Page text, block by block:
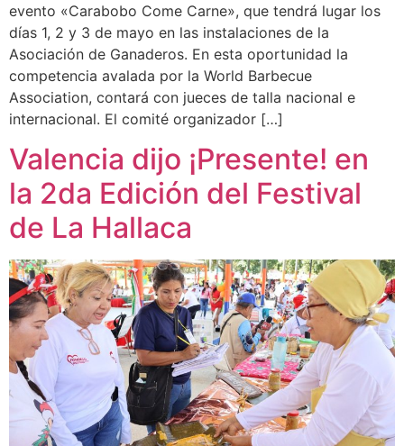
evento «Carabobo Come Carne», que tendrá lugar los
días 1, 2 y 3 de mayo en las instalaciones de la
Asociación de Ganaderos. En esta oportunidad la
competencia avalada por la World Barbecue
Association, contará con jueces de talla nacional e
internacional. El comité organizador […]
Valencia dijo ¡Presente! en
la 2da Edición del Festival
de La Hallaca